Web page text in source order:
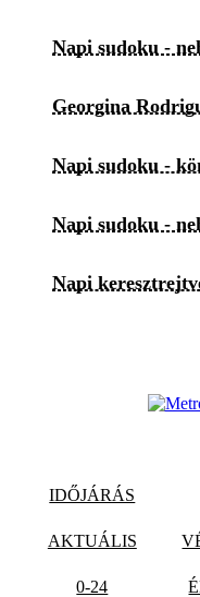
Napi sudoku -
Georgina
Napi sudoku -
Napi sudoku -
Napi
IDŐJÁRÁS
AKTUÁLIS
0-24